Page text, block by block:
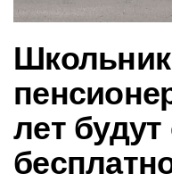
лет будут